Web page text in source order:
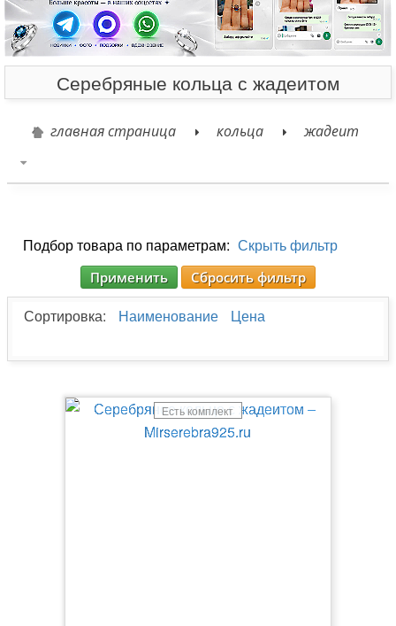
Серебряные кольца с жадеитом
главная страница кольца жадеит
Подбор товара по параметрам: Скрыть фильтр
Применить Сбросить фильтр
Сортировка: Наименование Цена
Есть комплект